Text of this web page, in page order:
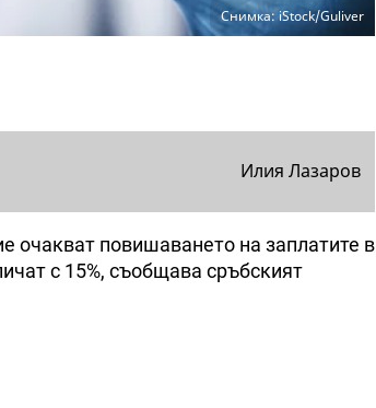
Снимка: iStock/Guliver
Илия Лазаров
очакват повишаването на заплатите в
с 15%, съобщава сръбският